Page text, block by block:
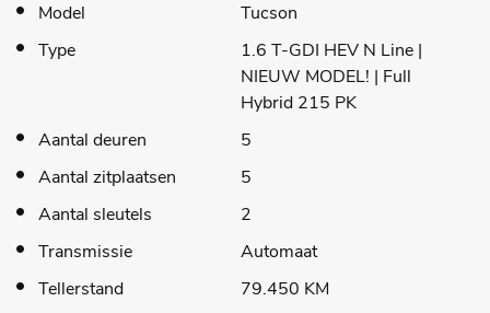
Model
Tucson
Type
1.6 T-GDI HEV N Line |
NIEUW MODEL! | Full
Hybrid 215 PK
Aantal deuren
5
Aantal zitplaatsen
5
Aantal sleutels
2
Transmissie
Automaat
Tellerstand
79.450 KM